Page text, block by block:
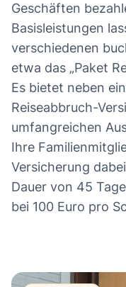
Geschäften
Basisleistungen
verschiedenen
etwa das „Paket
Es bietet neben
Reiseabbruch-
umfangreichen
Ihre
Versicherung
Dauer von 45
bei 100 Euro pro